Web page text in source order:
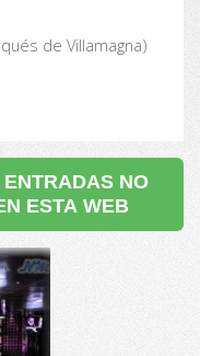
de Villamagna)
NO
ESTA WEB